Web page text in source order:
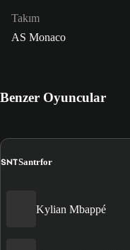
Takım
AS Monaco
Benzer Oyuncular
SNTSantrfor
Kylian Mbappé